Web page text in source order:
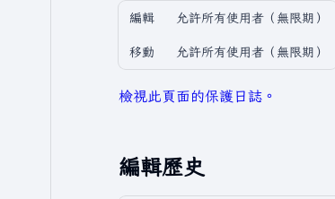
編輯 允許所有使用者​（無限期）
移動 允許所有使用者​（無限期）
檢視此頁面的保護日誌。
編輯歷史